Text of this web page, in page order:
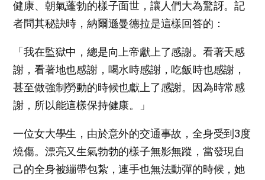
健康、朝氣蓬勃的樣子面世，讓人們大為驚訝。記
者問其秘訣時，納爾遜曼德拉是這樣回答的：
「我在監獄中，總是向上帝獻上了感謝。看著天感
謝，看著地也感謝，喝水時感謝，吃飯時也感謝，
甚至做強制勞動的時候也獻上了感謝。因為時常感
謝，所以能這樣保持健康。」
一位女大學生，由於意外的交通事故，全身受到3度
燒傷。漂亮又生氣勃勃的樣子無影無蹤，當發現自
己的全身被繃帶包紮，連手也無法動彈的時候，她